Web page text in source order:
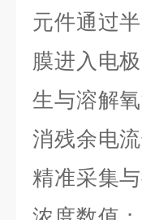
元件通过
膜进入电
生与溶解
消残余电
精准采集